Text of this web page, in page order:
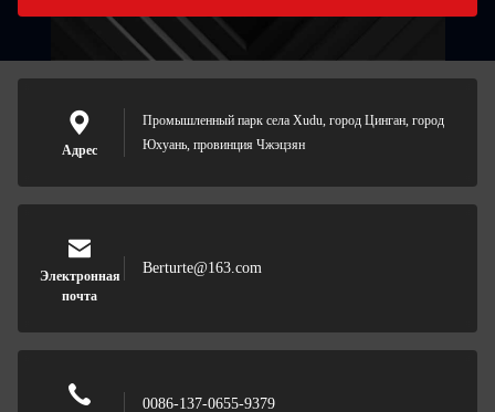
Адрес
Промышленный парк села Xudu, город Цинган, город
Юхуань, провинция Чжэцзян
Электронная
почта
Berturte@163.com
0086-137-0655-9379